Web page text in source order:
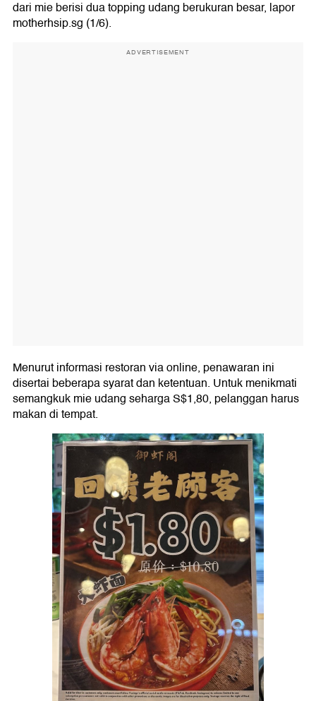
dari mie berisi dua topping udang berukuran besar, lapor
motherhsip.sg (1/6).
ADVERTISEMENT
Menurut informasi restoran via online, penawaran ini
disertai beberapa syarat dan ketentuan. Untuk menikmati
semangkuk mie udang seharga S$1,80, pelanggan harus
makan di tempat.